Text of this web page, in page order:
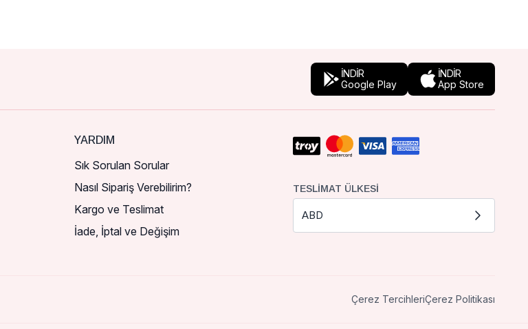
İNDİR
Google Play
İNDİR
App Store
YARDIM
Sık Sorulan Sorular
Nasıl Sipariş Verebilirim?
Kargo ve Teslimat
İade, İptal ve Değişim
TESLIMAT ÜLKESI
ABD
Çerez TercihleriÇerez Politikası